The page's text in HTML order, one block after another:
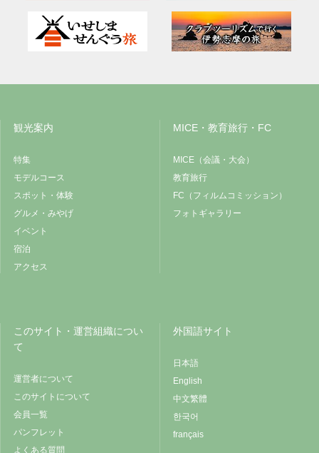
観光案内
特集
モデルコース
スポット・体験
グルメ・みやげ
イベント
宿泊
アクセス
MICE・教育旅行・FC
MICE（会議・大会）
教育旅行
FC（フィルムコミッション）
フォトギャラリー
このサイト・運営組織につい
て
運営者について
このサイトについて
会員一覧
パンフレット
よくある質問
外国語サイト
日本語
English
中文繁體
한국어
français